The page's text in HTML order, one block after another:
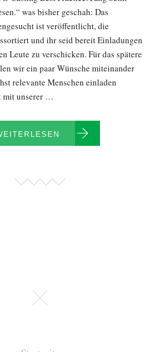
was bisher geschah: Das
ist veröffentlicht, die
und ihr seid bereit Einladungen
Leute zu verschicken. Für das spätere
wir ein paar Wünsche miteinander
relevante Menschen einladen
mit unserer …